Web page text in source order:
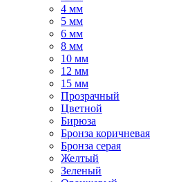
4 мм
5 мм
6 мм
8 мм
10 мм
12 мм
15 мм
Прозрачный
Цветной
Бирюза
Бронза коричневая
Бронза серая
Желтый
Зеленый